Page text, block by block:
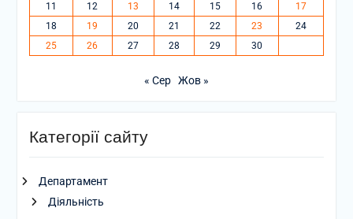
11
12 13 14 15 16
17
18
19 20 21 22 23
24
25
26 27 28 29 30
« Сер Жов »
Категорії сайту
Департамент
Діяльність